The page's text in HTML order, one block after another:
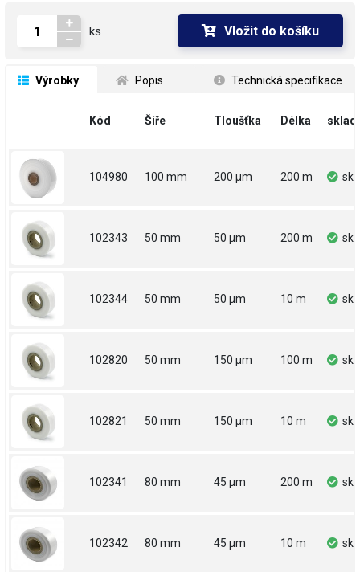
ks Vložit do košíku
Výrobky Popis Technická specifikace
Kód Šíře Tloušťka Délka sklad
104980 100 mm 200 µm 200 m
102343 50 mm 50 µm 200 m
102344 50 mm 50 µm 10 m
102820 50 mm 150 µm 100 m
102821 50 mm 150 µm 10 m
102341 80 mm 45 µm 200 m
102342 80 mm 45 µm 10 m